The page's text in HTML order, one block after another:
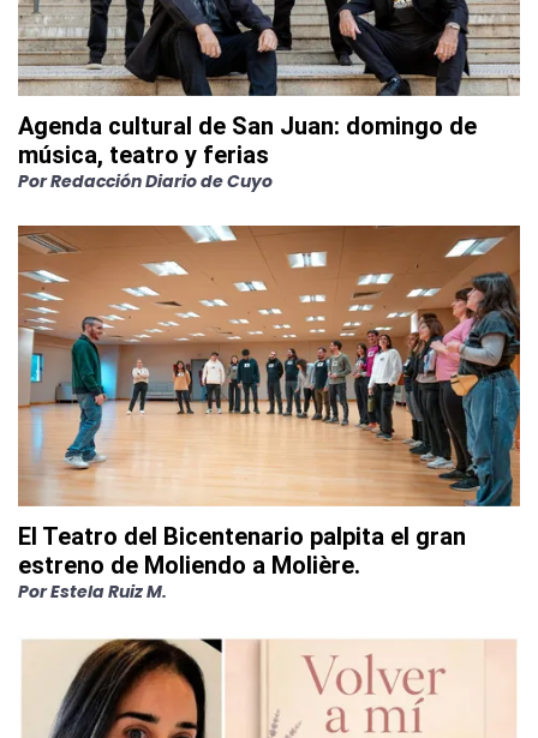
Agenda cultural de San Juan: domingo de
música, teatro y ferias
PorRedacción Diario de Cuyo
El Teatro del Bicentenario palpita el gran
estreno de Moliendo a Molière.
PorEstela Ruiz M.